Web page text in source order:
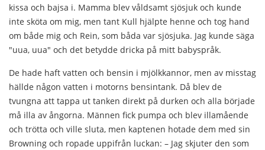
kissa och bajsa i. Mamma blev våldsamt sjösjuk och kunde
inte sköta om mig, men tant Kull hjälpte henne och tog hand
om både mig och Rein, som båda var sjösjuka. Jag kunde säga
"uua, uua" och det betydde dricka på mitt babyspråk.
De hade haft vatten och bensin i mjölkkannor, men av misstag
hällde någon vatten i motorns bensintank. Då blev de
tvungna att tappa ut tanken direkt på durken och alla började
må illa av ångorna. Männen fick pumpa och blev illamående
och trötta och ville sluta, men kaptenen hotade dem med sin
Browning och ropade uppifrån luckan: – Jag skjuter den som